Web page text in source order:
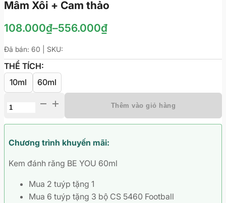
Mâm Xôi + Cam thảo
108.000₫–556.000₫
Khoảng
giá:
từ
108.000₫
đến
556.000₫
Đã bán: 60 | SKU:
THỂ TÍCH:
10ml
60ml
Kem
Curaprox
You
Hương
Thêm vào giỏ hàng
Chương trình khuyến mãi:
Kem đánh răng BE YOU 60ml
Mua 2 tuýp tặng 1
Mua 6 tuýp tặng 3 bộ CS 5460 Football